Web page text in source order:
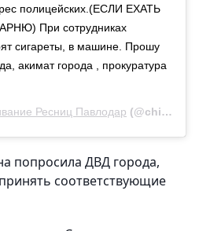
полицейских.(ЕСЛИ ЕХАТЬ
При сотрудниках
сигареты, в машине. Прошу
акимат города , прокуратура
Ресниц Павлодар (@chica_pavlodar)
попросила ДВД города,
соответствующие